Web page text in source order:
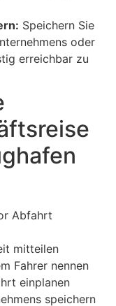
Speichern Sie
oder
erreichbar zu
Abfahrt
mitteilen
Fahrer nennen
einplanen
speichern